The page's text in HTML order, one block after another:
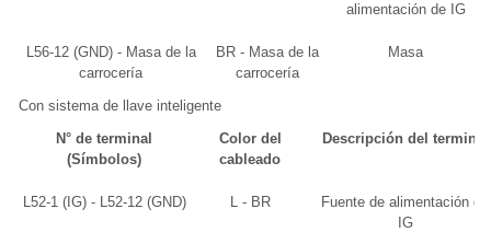
alimentación de IG
L56-12 (GND) - Masa de la
carrocería
BR - Masa de la
carrocería
Masa
Con sistema de llave inteligente
N° de terminal
(Símbolos)
Color del
cableado
Descripción del terminal
L52-1 (IG) - L52-12 (GND) L - BR
Fuente de alimentación de
IG